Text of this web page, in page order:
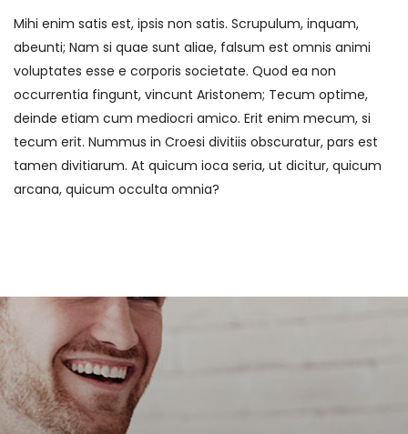
Mihi enim satis est, ipsis non satis. Scrupulum, inquam,
abeunti; Nam si quae sunt aliae, falsum est omnis animi
voluptates esse e corporis societate. Quod ea non
occurrentia fingunt, vincunt Aristonem; Tecum optime,
deinde etiam cum mediocri amico. Erit enim mecum, si
tecum erit. Nummus in Croesi divitiis obscuratur, pars est
tamen divitiarum. At quicum ioca seria, ut dicitur, quicum
arcana, quicum occulta omnia?